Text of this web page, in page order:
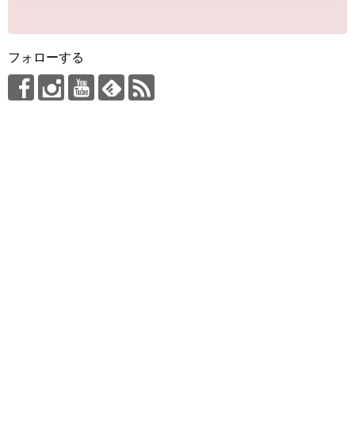
フォローする